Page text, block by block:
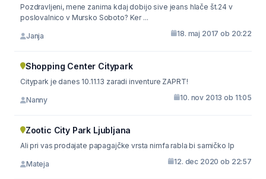
Pozdravljeni, mene zanima kdaj dobijo sive jeans hlače št.24 v
poslovalnico v Mursko Soboto? Ker ...
Janja 18. maj 2017 ob 20:22
Shopping Center Citypark
Citypark je danes 10.11.13 zaradi inventure ZAPRT!
Nanny 10. nov 2013 ob 11:05
Zootic City Park Ljubljana
Ali pri vas prodajate papagajčke vrsta nimfa rabla bi samičko lp
Mateja 12. dec 2020 ob 22:57